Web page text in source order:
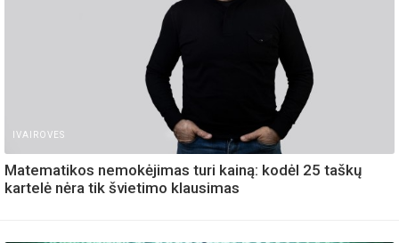
IVAIROVES
Matematikos nemokėjimas turi kainą: kodėl 25 taškų
kartelė nėra tik švietimo klausimas